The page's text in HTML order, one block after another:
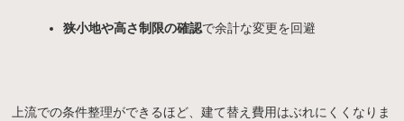
狭小地や高さ制限の確認で余計な変更を回避
上流での条件整理ができるほど、建て替え費用はぶれにくくなりま